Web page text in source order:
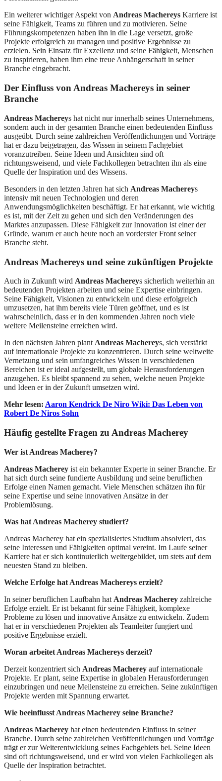
Ein weiterer wichtiger Aspekt von Andreas Machereys Karriere ist
seine Fähigkeit, Teams zu führen und zu motivieren. Seine
Führungskompetenzen haben ihn in die Lage versetzt, große
Projekte erfolgreich zu managen und positive Ergebnisse zu
erzielen. Sein Einsatz für Exzellenz und seine Fähigkeit, Menschen
zu inspirieren, haben ihm eine treue Anhängerschaft in seiner
Branche eingebracht.
Der Einfluss von Andreas Machereys in seiner
Branche
Andreas Machereys hat nicht nur innerhalb seines Unternehmens,
sondern auch in der gesamten Branche einen bedeutenden Einfluss
ausgeübt. Durch seine zahlreichen Veröffentlichungen und Vorträge
hat er dazu beigetragen, das Wissen in seinem Fachgebiet
voranzutreiben. Seine Ideen und Ansichten sind oft
richtungsweisend, und viele Fachkollegen betrachten ihn als eine
Quelle der Inspiration und des Wissens.
Besonders in den letzten Jahren hat sich Andreas Machereys
intensiv mit neuen Technologien und deren
Anwendungsmöglichkeiten beschäftigt. Er hat erkannt, wie wichtig
es ist, mit der Zeit zu gehen und sich den Veränderungen des
Marktes anzupassen. Diese Fähigkeit zur Innovation ist einer der
Gründe, warum er auch heute noch an vorderster Front seiner
Branche steht.
Andreas Machereys und seine zukünftigen Projekte
Auch in Zukunft wird Andreas Machereys sicherlich weiterhin an
bedeutenden Projekten arbeiten und seine Expertise einbringen.
Seine Fähigkeit, Visionen zu entwickeln und diese erfolgreich
umzusetzen, hat ihm bereits viele Türen geöffnet, und es ist
wahrscheinlich, dass er in den kommenden Jahren noch viele
weitere Meilensteine erreichen wird.
In den nächsten Jahren plant Andreas Machereys, sich verstärkt
auf internationale Projekte zu konzentrieren. Durch seine weltweite
Vernetzung und sein umfangreiches Wissen in verschiedenen
Bereichen ist er ideal aufgestellt, um globale Herausforderungen
anzugehen. Es bleibt spannend zu sehen, welche neuen Projekte
und Ideen er in der Zukunft umsetzen wird.
Mehr lesen: Aaron Kendrick De Niro Wiki: Das Leben von
Robert De Niros Sohn
Häufig gestellte Fragen zu Andreas Macherey
Wer ist Andreas Macherey?
Andreas Macherey ist ein bekannter Experte in seiner Branche. Er
hat sich durch seine fundierte Ausbildung und seine beruflichen
Erfolge einen Namen gemacht. Viele Menschen schätzen ihn für
seine Expertise und seine innovativen Ansätze in der
Problemlösung.
Was hat Andreas Macherey studiert?
Andreas Macherey hat ein spezialisiertes Studium absolviert, das
seine Interessen und Fähigkeiten optimal vereint. Im Laufe seiner
Karriere hat er sich kontinuierlich weitergebildet, um stets auf dem
neuesten Stand zu bleiben.
Welche Erfolge hat Andreas Machereys erzielt?
In seiner beruflichen Laufbahn hat Andreas Macherey zahlreiche
Erfolge erzielt. Er ist bekannt für seine Fähigkeit, komplexe
Probleme zu lösen und innovative Ansätze zu entwickeln. Zudem
hat er in verschiedenen Projekten als Teamleiter fungiert und
positive Ergebnisse erzielt.
Woran arbeitet Andreas Machereys derzeit?
Derzeit konzentriert sich Andreas Macherey auf internationale
Projekte. Er plant, seine Expertise in globalen Herausforderungen
einzubringen und neue Meilensteine zu erreichen. Seine zukünftigen
Projekte werden mit Spannung erwartet.
Wie beeinflusst Andreas Macherey seine Branche?
Andreas Macherey hat einen bedeutenden Einfluss in seiner
Branche. Durch seine zahlreichen Veröffentlichungen und Vorträge
trägt er zur Weiterentwicklung seines Fachgebiets bei. Seine Ideen
sind oft richtungsweisend, und er wird von vielen Fachkollegen als
Quelle der Inspiration betrachtet.